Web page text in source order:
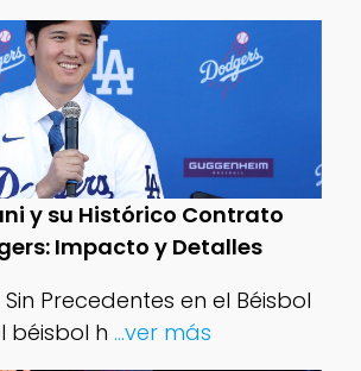
y su Histórico Contrato
Impacto y Detalles
Precedentes en el Béisbol
béisbol h ...ver más